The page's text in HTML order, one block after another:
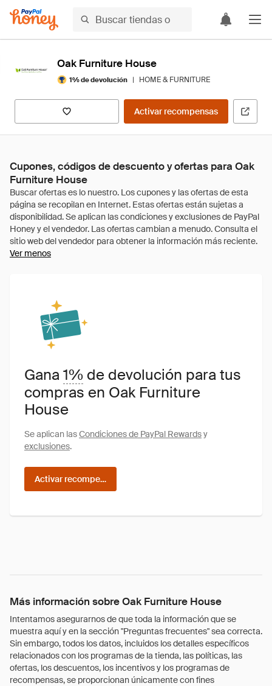
Oak Furniture House
1% de devolución | HOME & FURNITURE
Activar recompensas
Cupones, códigos de descuento y ofertas para Oak
Furniture House
Ver menos
Gana1% de devolución para tus
compras en Oak Furniture
House
Se aplican lasCondiciones de PayPal Rewardsy
exclusiones.
Activar recompensas
Más información sobre Oak Furniture House
Intentamos asegurarnos de que toda la información que se
muestra aquí y en la sección "Preguntas frecuentes" sea correcta.
Sin embargo, todos los datos, incluidos los detalles específicos
relacionados con los programas de la tienda, las políticas, las
ofertas, los descuentos, los incentivos y los programas de
recompensas, se proporcionan únicamente con fines